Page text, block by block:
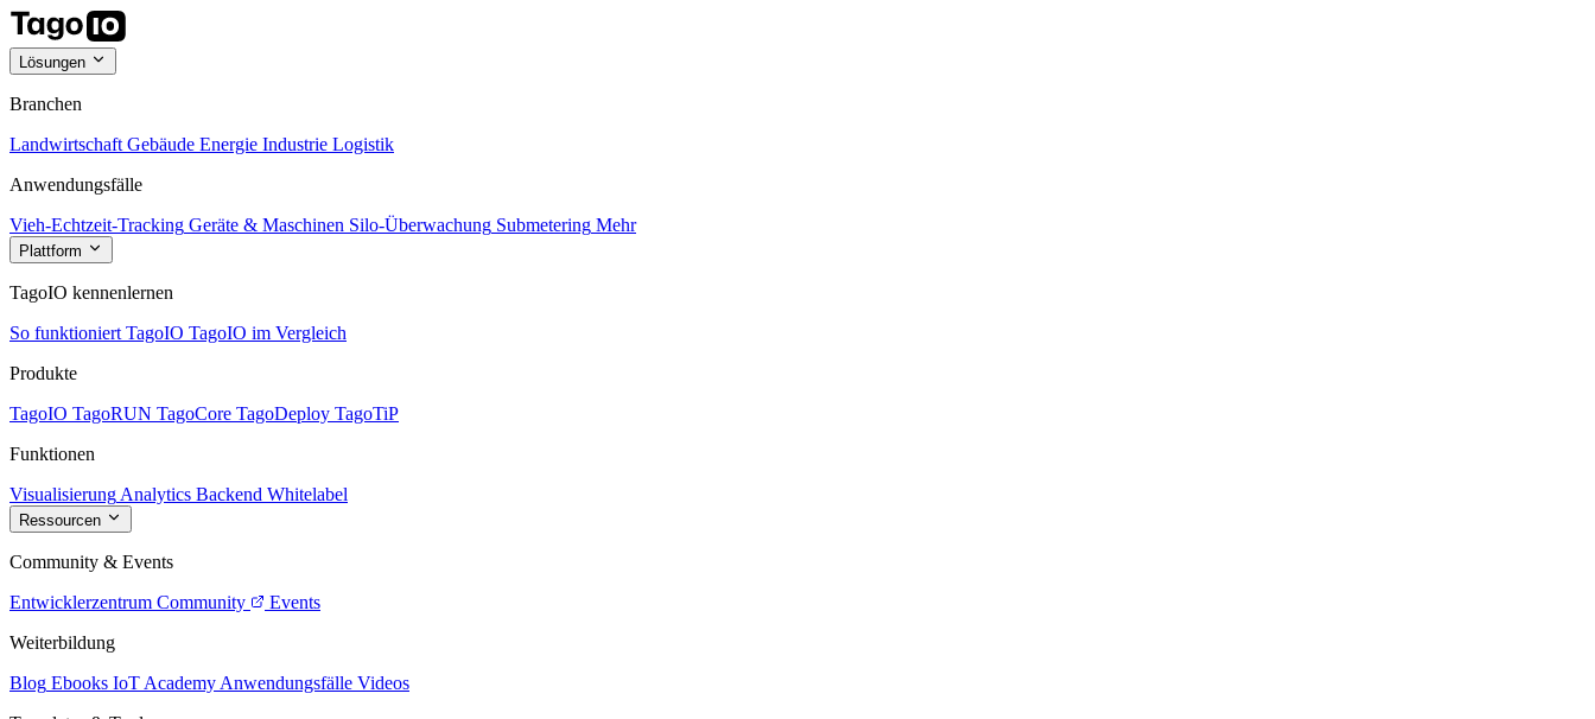
Lösungen
Branchen
Landwirtschaft Gebäude Energie Industrie Logistik
Anwendungsfälle
Vieh-Echtzeit-Tracking Geräte & Maschinen Silo-Überwachung Submetering Mehr
Plattform
TagoIO kennenlernen
So funktioniert TagoIO TagoIO im Vergleich
Produkte
TagoIO TagoRUN TagoCore TagoDeploy TagoTiP
Funktionen
Visualisierung Analytics Backend Whitelabel
Ressourcen
Community & Events
Entwicklerzentrum Community
Events
Weiterbildung
Blog Ebooks IoT Academy Anwendungsfälle Videos